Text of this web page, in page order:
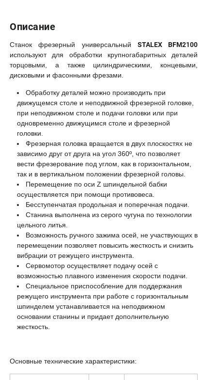
Описание
Станок фрезерный универсальный STALEX BFM2100
используют для обработки крупногабаритных деталей
торцовыми, а также цилиндрическими, концевыми,
дисковыми и фасонными фрезами.
Обработку деталей можно производить при
движущемся столе и неподвижной фрезерной головке,
при неподвижном столе и подачи головки или при
одновременно движущимся столе и фрезерной
головки.
Фрезерная головка вращается в двух плоскостях не
зависимо друг от друга на угол 360º, что позволяет
вести фрезерование под углом, как в горизонтальном,
так и в вертикальном положении фрезерной головы.
Перемещение по оси Z шпиндельной бабки
осуществляется при помощи противовеса.
Бесступенчатая продольная и поперечная подачи.
Станина выполнена из серого чугуна по технологии
цельного литья.
Возможность ручного зажима осей, не участвующих в
перемещении позволяет повысить жесткость и снизить
вибрации от режущего инструмента.
Сервомотор осуществляет подачу осей с
возможностью плавного изменения скорости подачи.
Специальное приспособление для поддержания
режущего инструмента при работе с горизонтальным
шпинделем устанавливается на неподвижном
основании станины и придает дополнительную
жесткость.
Основные технические характеристики: